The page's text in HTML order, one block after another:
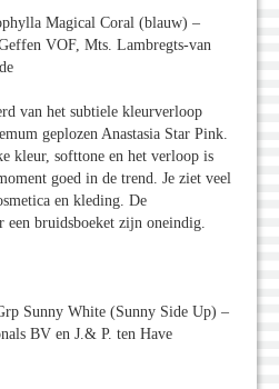
Magical Coral (blauw) –
VOF, Mts. Lambregts-van
van het subtiele kleurverloop
geplozen Anastasia Star Pink.
kleur, softtone en het verloop is
goed in de trend. Je ziet veel
en kleding. De
een bruidsboeket zijn oneindig.
Sunny White (Sunny Side Up) –
BV en J.& P. ten Have